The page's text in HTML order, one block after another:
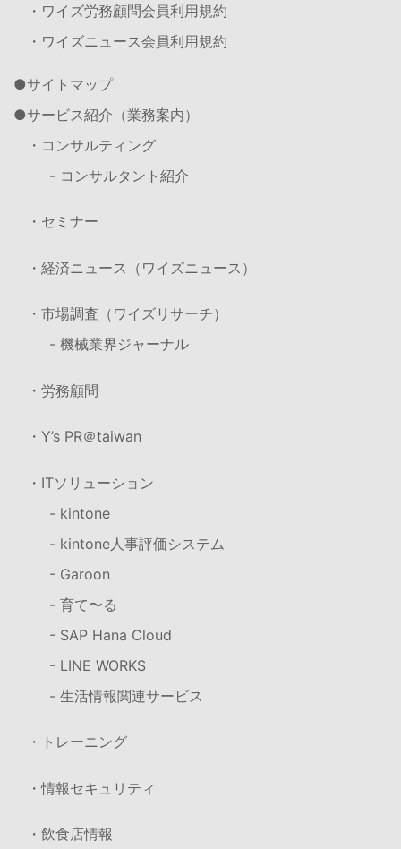
・ワイズ労務顧問会員利用規約
・ワイズニュース会員利用規約
サイトマップ
サービス紹介（業務案内）
・コンサルティング
- コンサルタント紹介
・セミナー
・経済ニュース（ワイズニュース）
・市場調査（ワイズリサーチ）
- 機械業界ジャーナル
・労務顧問
・Y’s PR＠taiwan
・ITソリューション
- kintone
- kintone人事評価システム
- Garoon
- 育て〜る
- SAP Hana Cloud
- LINE WORKS
- 生活情報関連サービス
・トレーニング
・情報セキュリティ
・飲食店情報